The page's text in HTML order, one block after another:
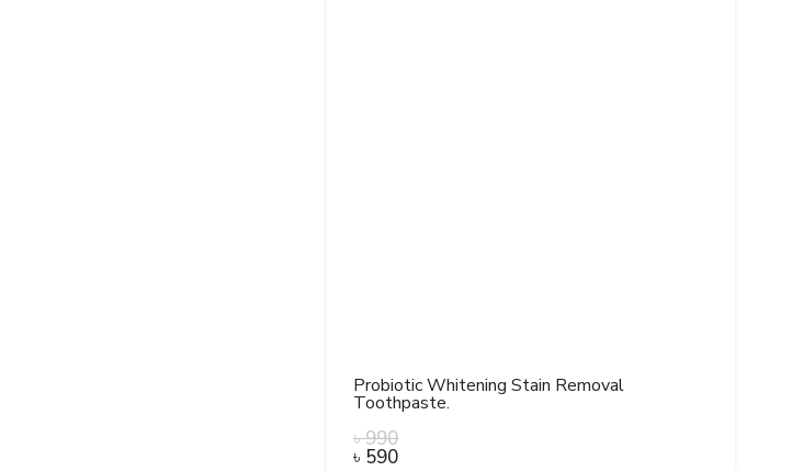
Probiotic Whitening Stain Removal
Toothpaste.
৳990
৳ 590